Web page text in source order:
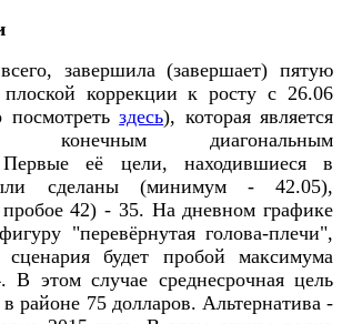
завершила (завершает) пятую
коррекции к росту с 26.06
посмотретьздесь), которая является
конечным диагональным
Первые её цели, находившиеся в
сделаны (минимум - 42.05),
42) - 35. На дневном графике
"перевёрнутая голова-плечи",
сценария будет пробой максимума
В этом случае среднесрочная цель
в районе 75 долларов. Альтернатива -